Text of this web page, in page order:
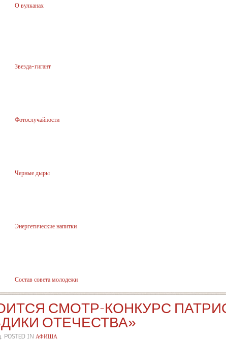
О вулканах
Звезда-гигант
Фотослучайности
Черные дыры
Энергетические напитки
Состав совета молодежи
СМОТР-КОНКУРС
ОТЕЧЕСТВА»
. POSTED IN АФИША